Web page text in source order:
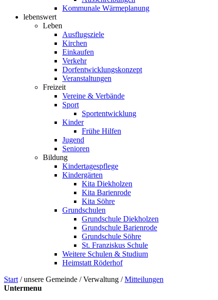
Kommunale Wärmeplanung
lebenswert
Leben
Ausflugsziele
Kirchen
Einkaufen
Verkehr
Dorfentwicklungskonzept
Veranstaltungen
Freizeit
Vereine & Verbände
Sport
Sportentwicklung
Kinder
Frühe Hilfen
Jugend
Senioren
Bildung
Kindertagespflege
Kindergärten
Kita Diekholzen
Kita Barienrode
Kita Söhre
Grundschulen
Grundschule Diekholzen
Grundschule Barienrode
Grundschule Söhre
St. Franziskus Schule
Weitere Schulen & Studium
Heimstatt Röderhof
Start /unsere Gemeinde /Verwaltung /Mitteilungen
Untermenu